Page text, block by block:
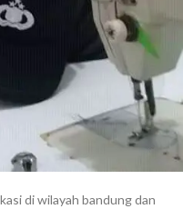
di wilayah bandung dan